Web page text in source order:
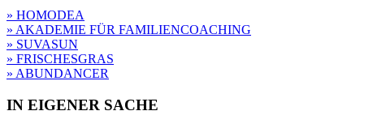
» HOMODEA
» AKADEMIE FÜR FAMILIENCOACHING
» SUVASUN
» FRISCHESGRAS
» ABUNDANCER
IN EIGENER SACHE